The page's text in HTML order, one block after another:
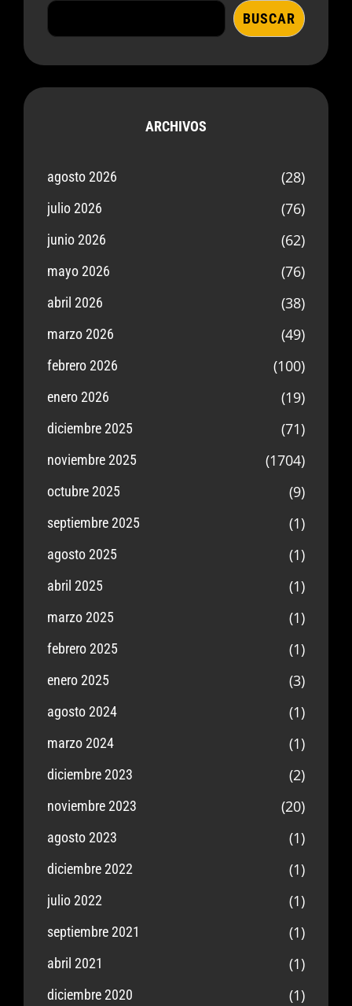
BUSCAR
ARCHIVOS
agosto 2026 (28)
julio 2026 (76)
junio 2026 (62)
mayo 2026 (76)
abril 2026 (38)
marzo 2026 (49)
febrero 2026 (100)
enero 2026 (19)
diciembre 2025 (71)
noviembre 2025 (1704)
octubre 2025 (9)
septiembre 2025 (1)
agosto 2025 (1)
abril 2025 (1)
marzo 2025 (1)
febrero 2025 (1)
enero 2025 (3)
agosto 2024 (1)
marzo 2024 (1)
diciembre 2023 (2)
noviembre 2023 (20)
agosto 2023 (1)
diciembre 2022 (1)
julio 2022 (1)
septiembre 2021 (1)
abril 2021 (1)
diciembre 2020 (1)